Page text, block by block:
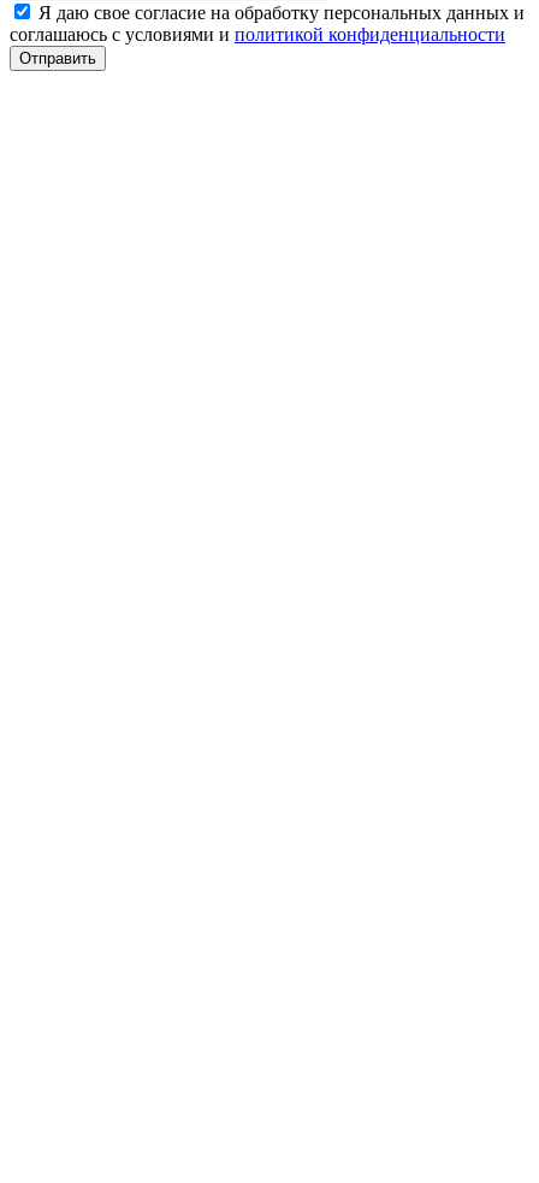
Я даю свое согласие на обработку персональных данных и
соглашаюсь с условиями и политикой конфиденциальности